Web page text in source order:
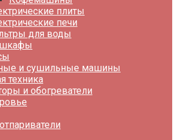
плиты
печи
для воды
и сушильные машины
техника
и обогреватели